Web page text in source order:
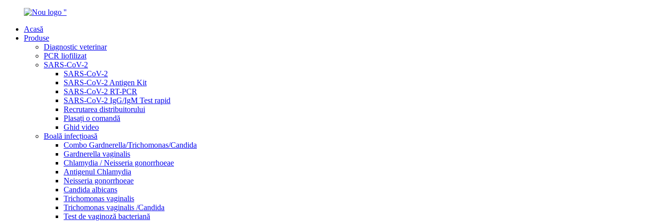
Acasă
Produse
Diagnostic veterinar
PCR liofilizat
SARS-CoV-2
SARS-CoV-2
SARS-CoV-2 Antigen Kit
SARS-CoV-2 RT-PCR
SARS-CoV-2 IgG/IgM Test rapid
Recrutarea distribuitorului
Plasați o comandă
Ghid video
Boală infecțioasă
Combo Gardnerella/Trichomonas/Candida
Gardnerella vaginalis
Chlamydia / Neisseria gonorrhoeae
Antigenul Chlamydia
Neisseria gonorrhoeae
Candida albicans
Trichomonas vaginalis
Trichomonas vaginalis /Candida
Test de vaginoză bacteriană